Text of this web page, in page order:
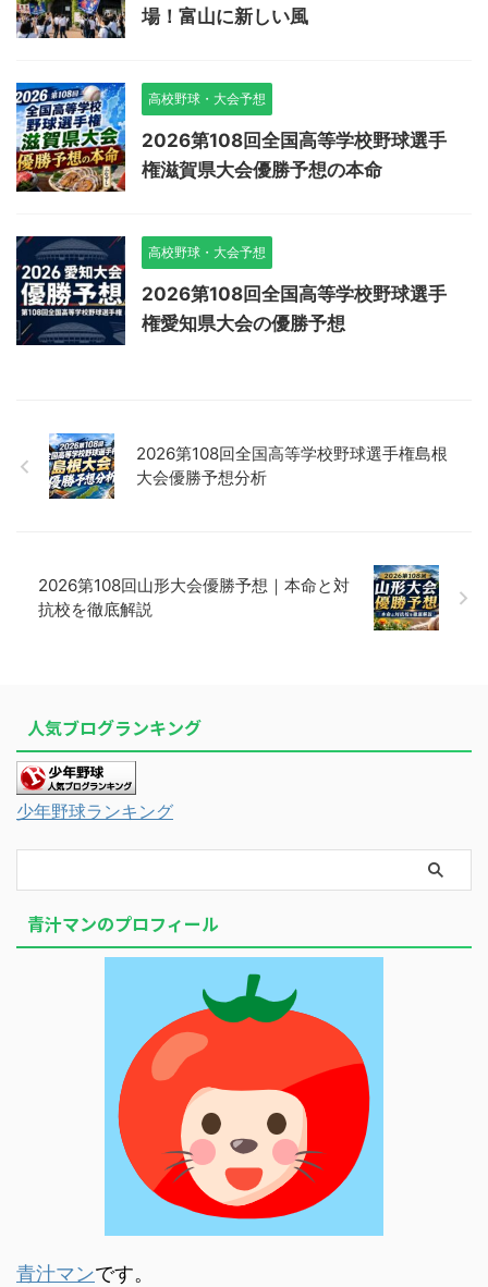
場！富山に新しい風
高校野球・大会予想
2026第108回全国高等学校野球選手
権滋賀県大会優勝予想の本命
高校野球・大会予想
2026第108回全国高等学校野球選手
権愛知県大会の優勝予想
2026第108回全国高等学校野球選手権島根
大会優勝予想分析
2026第108回山形大会優勝予想｜本命と対
抗校を徹底解説
人気ブログランキング
少年野球ランキング
青汁マンのプロフィール
青汁マンです。